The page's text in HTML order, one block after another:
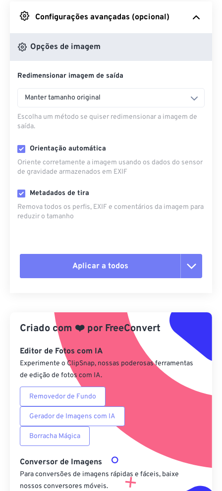
Do Google Drive
Do OneDrive
Da URL
Configurações avançadas (opcional)
Opções de imagem
Redimensionar imagem de saída
Manter tamanho original
Escolha um método se quiser redimensionar a imagem de
saída.
Orientação automática
Oriente corretamente a imagem usando os dados do sensor
de gravidade armazenados em EXIF
Metadados de tira
Remova todos os perfis, EXIF ​​e comentários da imagem para
reduzir o tamanho
Aplicar a todos
Aplicar a partir da predefinição
Salvar como predefinição
Criado com ❤️ por FreeConvert
Editor de Fotos com IA
Experimente o ClipSnap, nossas poderosas ferramentas
de edição de fotos com IA.
Removedor de Fundo
Gerador de Imagens com IA
Borracha Mágica
Conversor de Imagens
Para conversões de imagens rápidas e fáceis, baixe
nossos conversores móveis.